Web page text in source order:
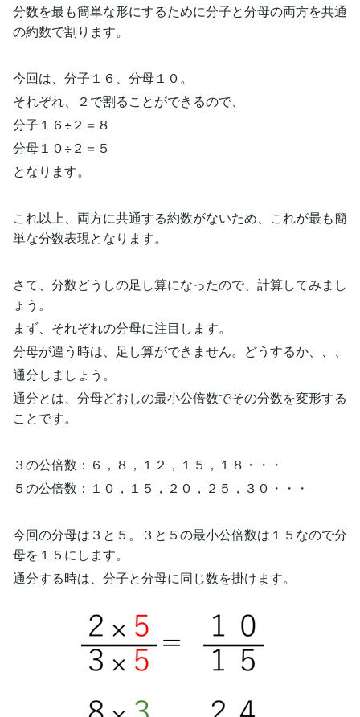
分数を最も簡単な形にするために分子と分母の両方を共通
の約数で割ります。
今回は、分子１６、分母１０。
それぞれ、２で割ることができるので、
分子１６÷２＝８
分母１０÷２＝５
となります。
これ以上、両方に共通する約数がないため、これが最も簡
単な分数表現となります。
さて、分数どうしの足し算になったので、計算してみまし
ょう。
まず、それぞれの分母に注目します。
分母が違う時は、足し算ができません。どうするか、、、
通分しましょう。
通分とは、分母どおしの最小公倍数でその分数を変形する
ことです。
３の公倍数：６，８，１２，１５，１８・・・
５の公倍数：１０，１５，２０，２５，３０・・・
今回の分母は３と５。３と５の最小公倍数は１５なので分
母を１５にします。
通分する時は、分子と分母に同じ数を掛けます。